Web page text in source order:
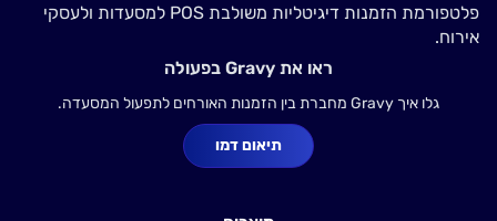
פלטפורמת הזמנות דיגיטליות משולבת POS למסעדות ולעסקי
אירוח.
ראו את Gravy בפעולה
גלו איך Gravy מחברת בין הזמנות האורחים לתפעול המסעדה.
תיאום דמו